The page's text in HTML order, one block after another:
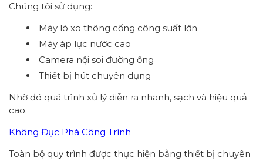
Chúng tôi sử dụng:
Máy lò xo thông cống công suất lớn
Máy áp lực nước cao
Camera nội soi đường ống
Thiết bị hút chuyên dụng
Nhờ đó quá trình xử lý diễn ra nhanh, sạch và hiệu quả
cao.
Không Đục Phá Công Trình
Toàn bộ quy trình được thực hiện bằng thiết bị chuyên